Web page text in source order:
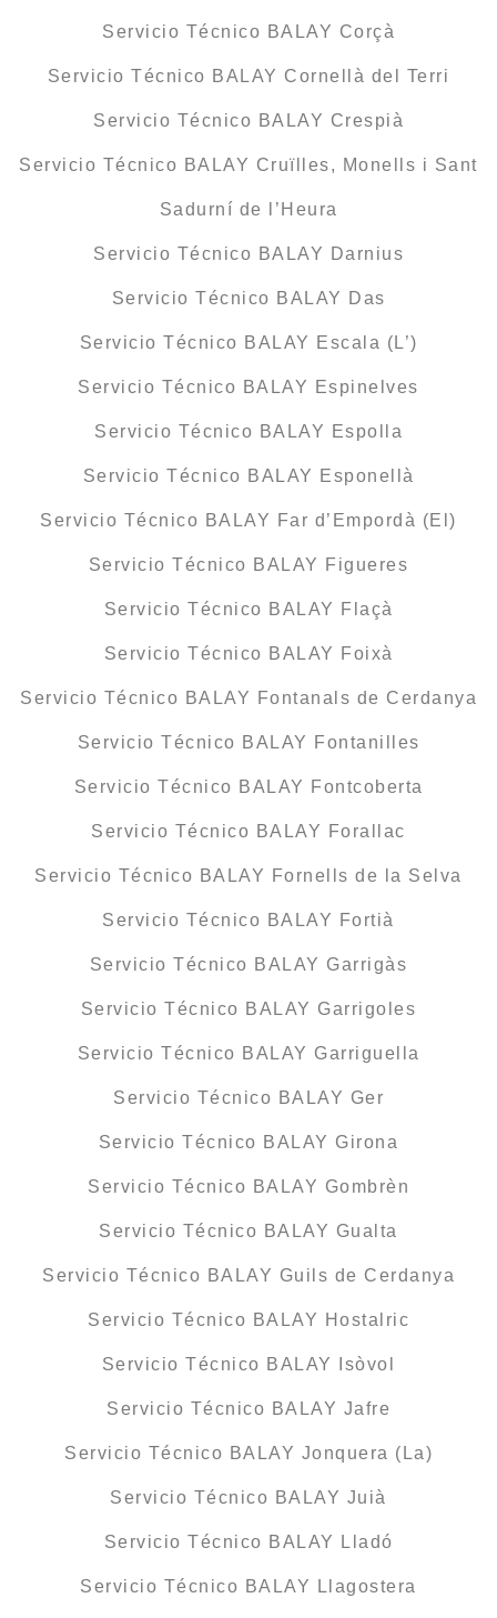
Servicio Técnico BALAY Corçà
Servicio Técnico BALAY Cornellà del Terri
Servicio Técnico BALAY Crespià
Servicio Técnico BALAY Cruïlles, Monells i Sant
Sadurní de l’Heura
Servicio Técnico BALAY Darnius
Servicio Técnico BALAY Das
Servicio Técnico BALAY Escala (L’)
Servicio Técnico BALAY Espinelves
Servicio Técnico BALAY Espolla
Servicio Técnico BALAY Esponellà
Servicio Técnico BALAY Far d’Empordà (El)
Servicio Técnico BALAY Figueres
Servicio Técnico BALAY Flaçà
Servicio Técnico BALAY Foixà
Servicio Técnico BALAY Fontanals de Cerdanya
Servicio Técnico BALAY Fontanilles
Servicio Técnico BALAY Fontcoberta
Servicio Técnico BALAY Forallac
Servicio Técnico BALAY Fornells de la Selva
Servicio Técnico BALAY Fortià
Servicio Técnico BALAY Garrigàs
Servicio Técnico BALAY Garrigoles
Servicio Técnico BALAY Garriguella
Servicio Técnico BALAY Ger
Servicio Técnico BALAY Girona
Servicio Técnico BALAY Gombrèn
Servicio Técnico BALAY Gualta
Servicio Técnico BALAY Guils de Cerdanya
Servicio Técnico BALAY Hostalric
Servicio Técnico BALAY Isòvol
Servicio Técnico BALAY Jafre
Servicio Técnico BALAY Jonquera (La)
Servicio Técnico BALAY Juià
Servicio Técnico BALAY Lladó
Servicio Técnico BALAY Llagostera